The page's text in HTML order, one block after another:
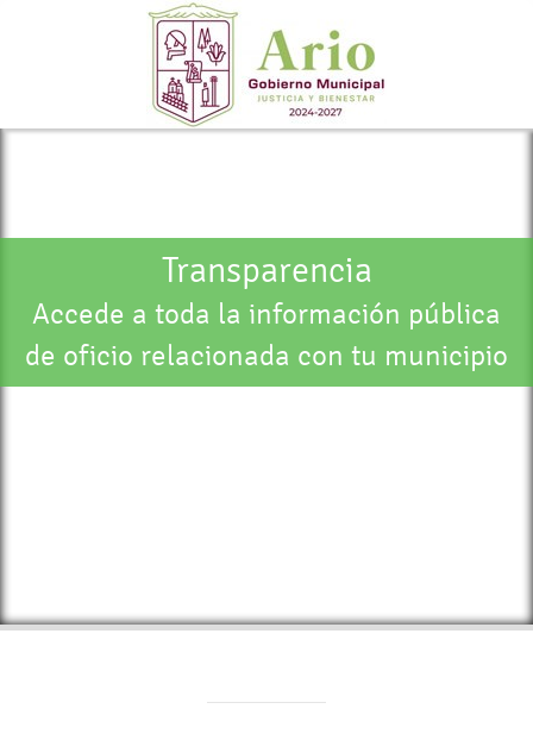
Transparencia
Accede a toda la información pública
de oficio relacionada con tu municipio